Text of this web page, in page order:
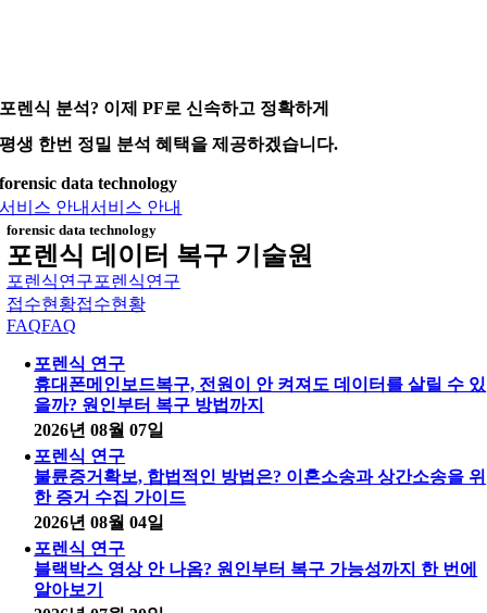
포렌식 분석? 이제 PF로 신속하고 정확하게
평생 한번 정밀 분석 혜택을 제공하겠습니다.
forensic data technology
서비스 안내서비스 안내
forensic data technology
포렌식 데이터 복구 기술원
포렌식연구포렌식연구
접수현황접수현황
FAQFAQ
포렌식 연구
휴대폰메인보드복구, 전원이 안 켜져도 데이터를 살릴 수 있
을까? 원인부터 복구 방법까지
2026년 08월 07일
포렌식 연구
불륜증거확보, 합법적인 방법은? 이혼소송과 상간소송을 위
한 증거 수집 가이드
2026년 08월 04일
포렌식 연구
블랙박스 영상 안 나옴? 원인부터 복구 가능성까지 한 번에
알아보기